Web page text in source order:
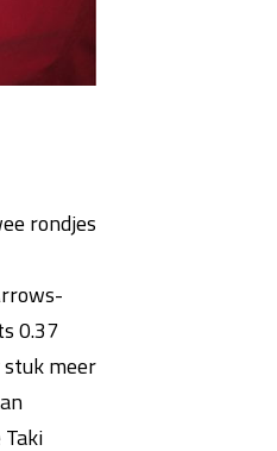
rondjes
0.37
meer